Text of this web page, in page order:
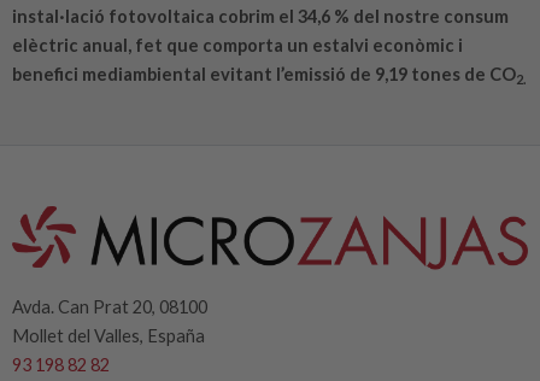
instal·lació fotovoltaica cobrim el 34,6 % del nostre consum
elèctric anual, fet que comporta un estalvi econòmic i
benefici mediambiental evitant l’emissió de 9,19 tones de CO2.
Avda. Can Prat 20, 08100
Mollet del Valles, España
93 198 82 82